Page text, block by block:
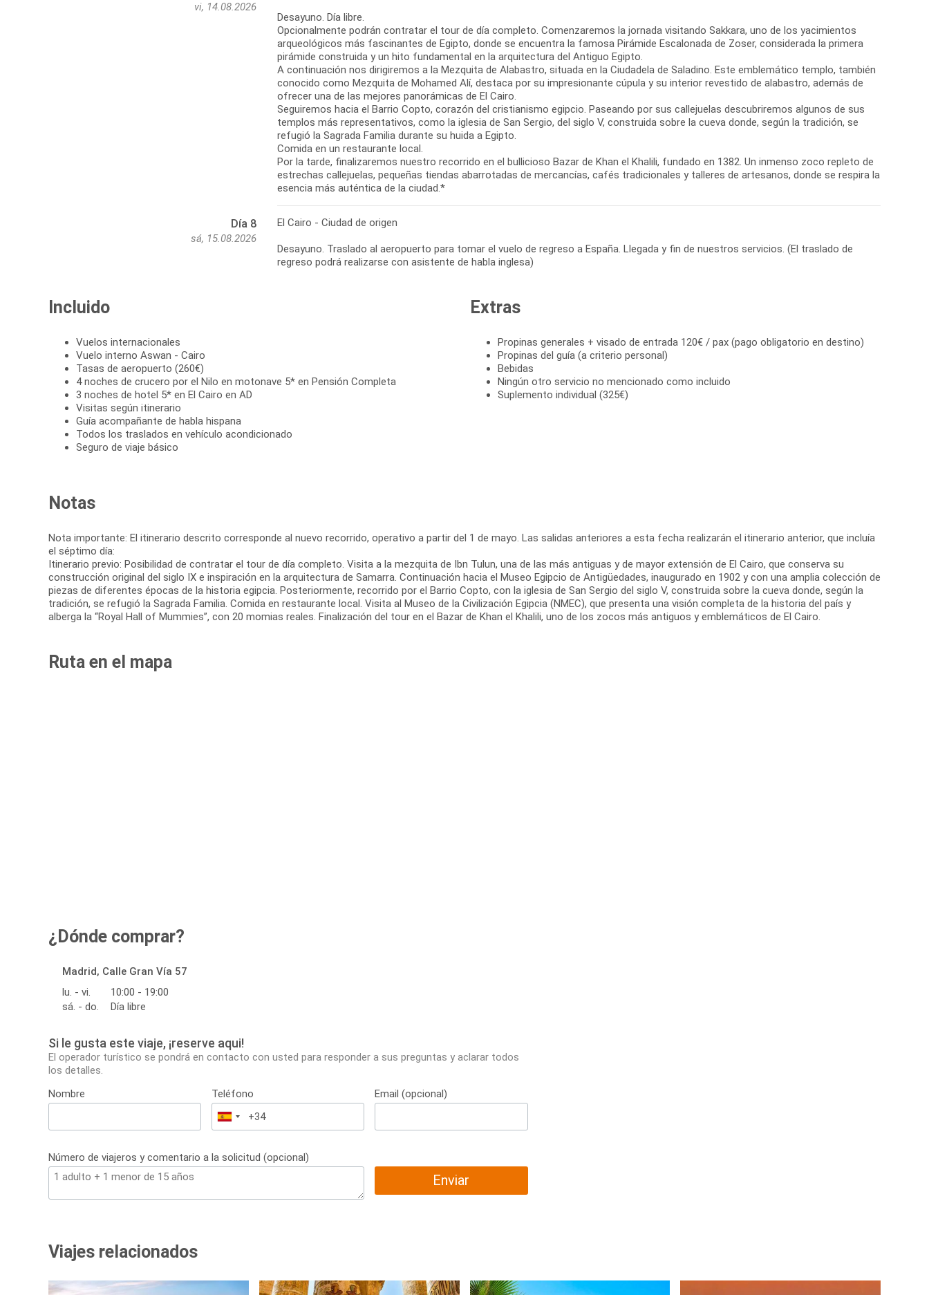
vi, 14.08.2026
Desayuno. Día libre.
Opcionalmente podrán contratar el tour de día completo. Comenzaremos la jornada visitando Sakkara, uno de los yacimientos
arqueológicos más fascinantes de Egipto, donde se encuentra la famosa Pirámide Escalonada de Zoser, considerada la primera
pirámide construida y un hito fundamental en la arquitectura del Antiguo Egipto.
A continuación nos dirigiremos a la Mezquita de Alabastro, situada en la Ciudadela de Saladino. Este emblemático templo, también
conocido como Mezquita de Mohamed Alí, destaca por su impresionante cúpula y su interior revestido de alabastro, además de
ofrecer una de las mejores panorámicas de El Cairo.
Seguiremos hacia el Barrio Copto, corazón del cristianismo egipcio. Paseando por sus callejuelas descubriremos algunos de sus
templos más representativos, como la iglesia de San Sergio, del siglo V, construida sobre la cueva donde, según la tradición, se
refugió la Sagrada Familia durante su huida a Egipto.
Comida en un restaurante local.
Por la tarde, finalizaremos nuestro recorrido en el bullicioso Bazar de Khan el Khalili, fundado en 1382. Un inmenso zoco repleto de
estrechas callejuelas, pequeñas tiendas abarrotadas de mercancías, cafés tradicionales y talleres de artesanos, donde se respira la
esencia más auténtica de la ciudad.*
Día 8
sá, 15.08.2026
El Cairo - Ciudad de origen
Desayuno. Traslado al aeropuerto para tomar el vuelo de regreso a España. Llegada y fin de nuestros servicios. (El traslado de
regreso podrá realizarse con asistente de habla inglesa)
Incluido
Vuelos internacionales
Vuelo interno Aswan - Cairo
Tasas de aeropuerto (260€)
4 noches de crucero por el Nilo en motonave 5* en Pensión Completa
3 noches de hotel 5* en El Cairo en AD
Visitas según itinerario
Guía acompañante de habla hispana
Todos los traslados en vehículo acondicionado
Seguro de viaje básico
Extras
Propinas generales + visado de entrada 120€ / pax (pago obligatorio en destino)
Propinas del guía (a criterio personal)
Bebidas
Ningún otro servicio no mencionado como incluido
Suplemento individual (325€)
Notas
Nota importante: El itinerario descrito corresponde al nuevo recorrido, operativo a partir del 1 de mayo. Las salidas anteriores a esta fecha realizarán el itinerario anterior, que incluía
el séptimo día:
Itinerario previo: Posibilidad de contratar el tour de día completo. Visita a la mezquita de Ibn Tulun, una de las más antiguas y de mayor extensión de El Cairo, que conserva su
construcción original del siglo IX e inspiración en la arquitectura de Samarra. Continuación hacia el Museo Egipcio de Antigüedades, inaugurado en 1902 y con una amplia colección de
piezas de diferentes épocas de la historia egipcia. Posteriormente, recorrido por el Barrio Copto, con la iglesia de San Sergio del siglo V, construida sobre la cueva donde, según la
tradición, se refugió la Sagrada Familia. Comida en restaurante local. Visita al Museo de la Civilización Egipcia (NMEC), que presenta una visión completa de la historia del país y
alberga la “Royal Hall of Mummies”, con 20 momias reales. Finalización del tour en el Bazar de Khan el Khalili, uno de los zocos más antiguos y emblemáticos de El Cairo.
Ruta en el mapa
¿Dónde comprar?
Madrid, Calle Gran Vía 57
lu. - vi.
10:00 - 19:00
sá. - do.
Día libre
Si le gusta este viaje, ¡reserve aqui!
El operador turístico se pondrá en contacto con usted para responder a sus preguntas y aclarar todos
los detalles.
Nombre
Teléfono
España
+34
Email (opcional)
Número de viajeros y comentario a la solicitud (opcional)
Enviar
Viajes relacionados